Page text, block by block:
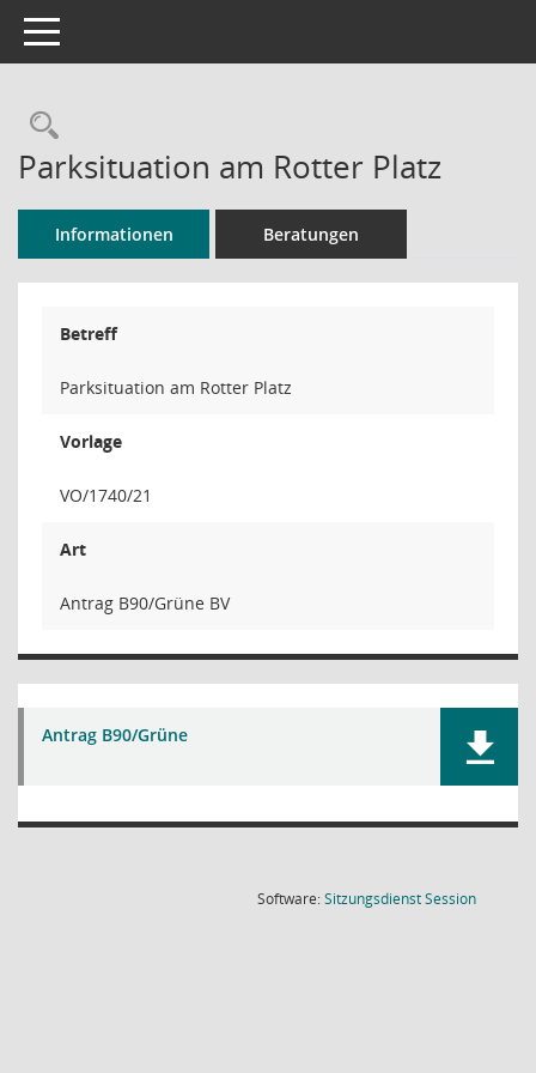
Toggle navigation
Rechercheauswahl
Parksituation am Rotter Platz
Informationen Beratungen
Betreff
Parksituation am Rotter Platz
Vorlage
VO/1740/21
Art
Antrag B90/Grüne BV
Antrag B90/Grüne
Software:SitzungsdienstSession(Wird in